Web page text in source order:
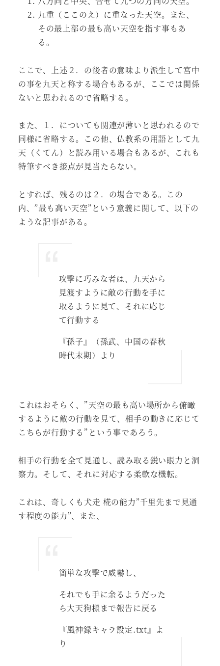
九重（ここのえ）に重なった天空。また、
その最上部の最も高い天空を指す事もあ
る。
ここで、上述２．の後者の意味より派生して宮中
の事を九天と称する場合もあるが、ここでは関係
ないと思われるので省略する。
また、１．についても関連が薄いと思われるので
同様に省略する。この他、仏教系の用語として九
天（くてん）と読み用いる場合もあるが、これも
特筆すべき接点が見当たらない。
とすれば、残るのは２．の場合である。この
内、”最も高い天空”という意義に関して、以下の
ような記事がある。
攻撃に巧みな者は、九天から
見渡すように敵の行動を手に
取るように見て、それに応じ
て行動する
『孫子』（孫武、中国の春秋
時代末期）より
これはおそらく、”天空の最も高い場所から俯瞰
するように敵の行動を見て、相手の動きに応じて
こちらが行動する”という事であろう。
相手の行動を全て見通し、読み取る鋭い眼力と洞
察力。そして、それに対応する柔軟な機転。
これは、奇しくも犬走 椛の能力”千里先まで見通
す程度の能力”、また、
簡単な攻撃で威嚇し、
それでも手に余るようだった
ら大天狗様まで報告に戻る
『風神録キャラ設定.txt』よ
り